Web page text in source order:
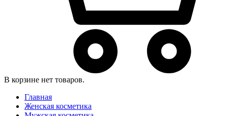
В корзине нет товаров.
Главная
Женская косметика